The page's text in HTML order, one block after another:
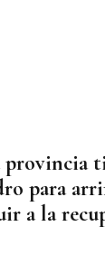
provincia
para
a la